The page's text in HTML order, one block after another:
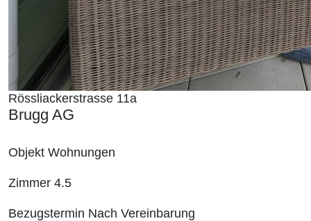
Rössliackerstrasse 11a
Brugg AG
Objekt Wohnungen
Zimmer 4.5
Bezugstermin Nach Vereinbarung